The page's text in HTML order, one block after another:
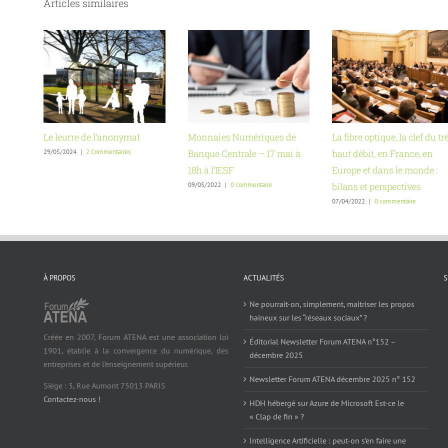
Articles similaires
Le leurre de l’anonymat
29/05/2024 | 2 Commentaires
Monnaies Numériques de
Banque Centrale – 17 mai à
18h à l’IESF
09/05/2022 | 0 commentaire
La fibre optique, la clef du
haut débit, en France, en
Europe et dans le monde :
bilans et perspectives
07/04/2022 | 0 commentaire
À PROPOS
Créée en 2007, Forum ATENA est une association loi
1901, établie à la convergence du numérique, des
entreprises et de l’enseignement supérieur.
Siège : 3, Rue Aumont 75013 PARIS
Contactez-nous !
ACTUALITÉS
Ne pourrait-on, simplement, maitriser les propos
haineux sur les “réseaux sociaux” ?
Éditorial Newsletter Forum ATENA n°152 –
décembre 2025
Newsletter Forum ATENA décembre 2025 n° 152
HDH hébergé sur Azure de Microsoft Est-ce le
« Clap de fin » ?
Intelligence Artificielle : peut-on s’en faire une